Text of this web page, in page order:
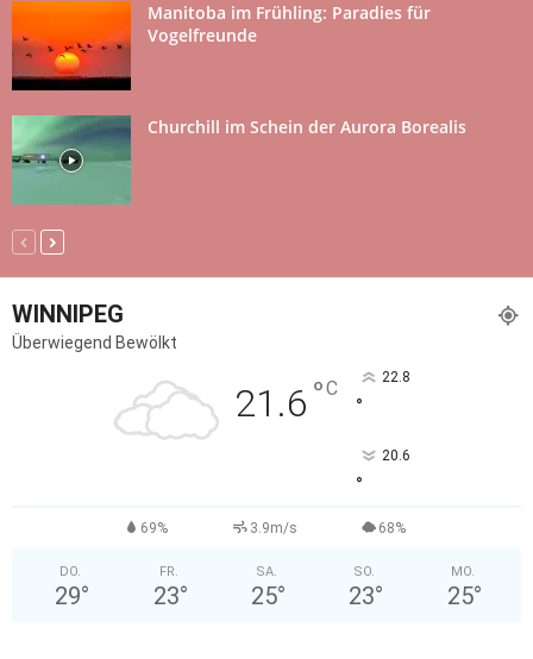
Manitoba im Frühling: Paradies für
Vogelfreunde
Churchill im Schein der Aurora Borealis
WINNIPEG
Überwiegend Bewölkt
21.6 °C 22.8
°
20.6
°
69% 3.9m/s 68%
DO.
29°
FR.
23°
SA.
25°
SO.
23°
MO.
25°